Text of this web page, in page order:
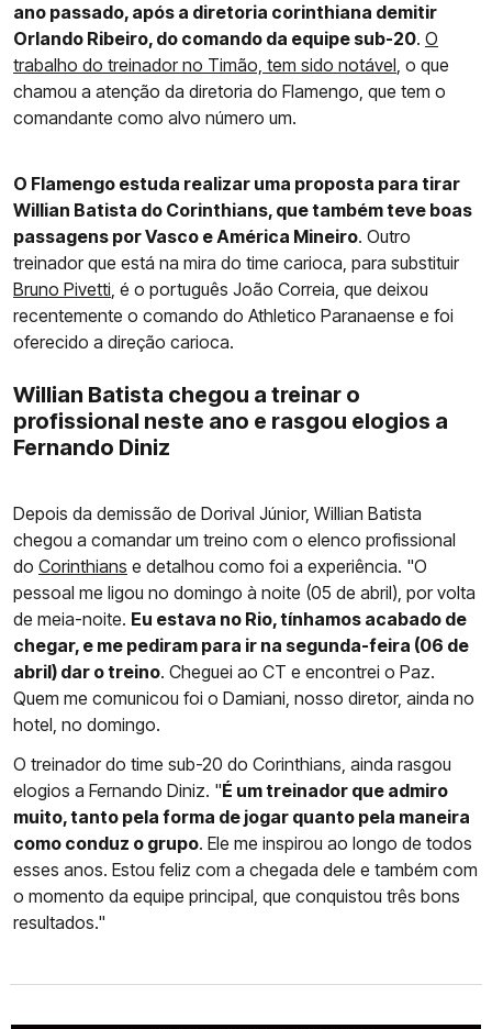
ano passado, após a diretoria corinthiana demitir
Orlando Ribeiro, do comando da equipe sub-20. O
trabalho do treinador no Timão, tem sido notável, o que
chamou a atenção da diretoria do Flamengo, que tem o
comandante como alvo número um.
O Flamengo estuda realizar uma proposta para tirar
Willian Batista do Corinthians, que também teve boas
passagens por Vasco e América Mineiro. Outro
treinador que está na mira do time carioca, para substituir
Bruno Pivetti, é o português João Correia, que deixou
recentemente o comando do Athletico Paranaense e foi
oferecido a direção carioca.
Willian Batista chegou a treinar o
profissional neste ano e rasgou elogios a
Fernando Diniz
Depois da demissão de Dorival Júnior, Willian Batista
chegou a comandar um treino com o elenco profissional
do Corinthians e detalhou como foi a experiência. "O
pessoal me ligou no domingo à noite (05 de abril), por volta
de meia-noite. Eu estava no Rio, tínhamos acabado de
chegar, e me pediram para ir na segunda-feira (06 de
abril) dar o treino. Cheguei ao CT e encontrei o Paz.
Quem me comunicou foi o Damiani, nosso diretor, ainda no
hotel, no domingo.
O treinador do time sub-20 do Corinthians, ainda rasgou
elogios a Fernando Diniz. "É um treinador que admiro
muito, tanto pela forma de jogar quanto pela maneira
como conduz o grupo. Ele me inspirou ao longo de todos
esses anos. Estou feliz com a chegada dele e também com
o momento da equipe principal, que conquistou três bons
resultados."